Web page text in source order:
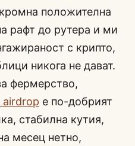
положителна
рафт до рутера и ми
с крипто,
никога не дават.
фермерство,
airdrop е по-добрият
стабилна кутия,
месец нетно,